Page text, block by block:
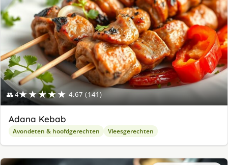
👥 4★★★★★ 4.67 (141)
Adana Kebab
Avondeten & hoofdgerechten Vleesgerechten